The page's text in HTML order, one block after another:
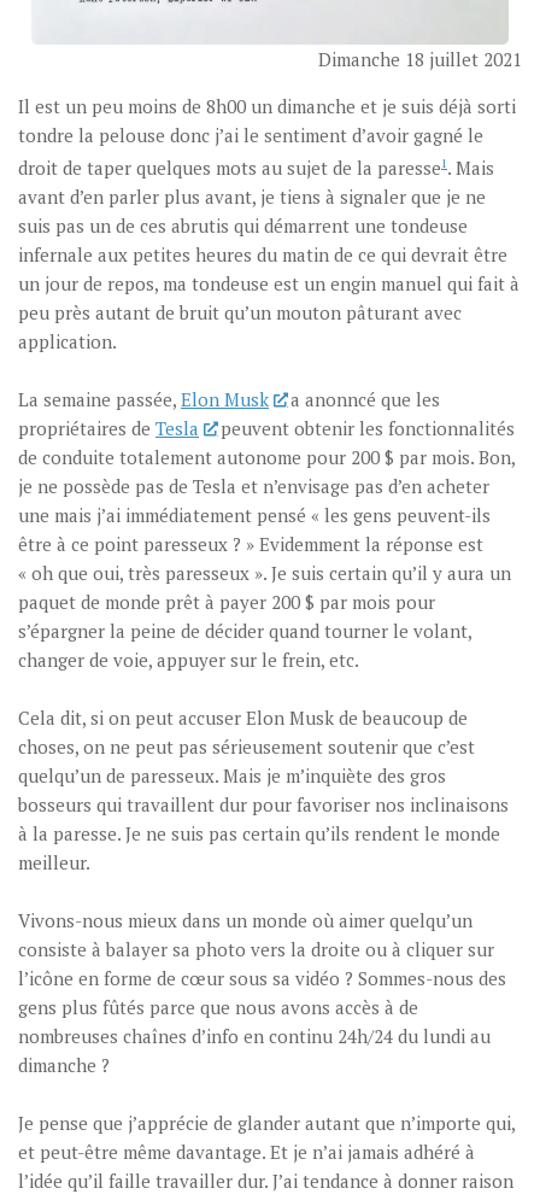
Dimanche 18 juillet 2021
Il est un peu moins de 8h00 un dimanche et je suis déjà sorti
tondre la pelouse donc j’ai le sentiment d’avoir gagné le
droit de taper quelques mots au sujet de la paresse1. Mais
avant d’en parler plus avant, je tiens à signaler que je ne
suis pas un de ces abrutis qui démarrent une tondeuse
infernale aux petites heures du matin de ce qui devrait être
un jour de repos, ma tondeuse est un engin manuel qui fait à
peu près autant de bruit qu’un mouton pâturant avec
application.
La semaine passée, Elon Musk
a anonncé que les
propriétaires de Tesla
peuvent obtenir les fonctionnalités
de conduite totalement autonome pour 200 $ par mois. Bon,
je ne possède pas de Tesla et n’envisage pas d’en acheter
une mais j’ai immédiatement pensé « les gens peuvent-ils
être à ce point paresseux ? » Evidemment la réponse est
« oh que oui, très paresseux ». Je suis certain qu’il y aura un
paquet de monde prêt à payer 200 $ par mois pour
s’épargner la peine de décider quand tourner le volant,
changer de voie, appuyer sur le frein, etc.
Cela dit, si on peut accuser Elon Musk de beaucoup de
choses, on ne peut pas sérieusement soutenir que c’est
quelqu’un de paresseux. Mais je m’inquiète des gros
bosseurs qui travaillent dur pour favoriser nos inclinaisons
à la paresse. Je ne suis pas certain qu’ils rendent le monde
meilleur.
Vivons-nous mieux dans un monde où aimer quelqu’un
consiste à balayer sa photo vers la droite ou à cliquer sur
l’icône en forme de cœur sous sa vidéo ? Sommes-nous des
gens plus fûtés parce que nous avons accès à de
nombreuses chaînes d’info en continu 24h/24 du lundi au
dimanche ?
Je pense que j’apprécie de glander autant que n’importe qui,
et peut-être même davantage. Et je n’ai jamais adhéré à
l’idée qu’il faille travailler dur. J’ai tendance à donner raison